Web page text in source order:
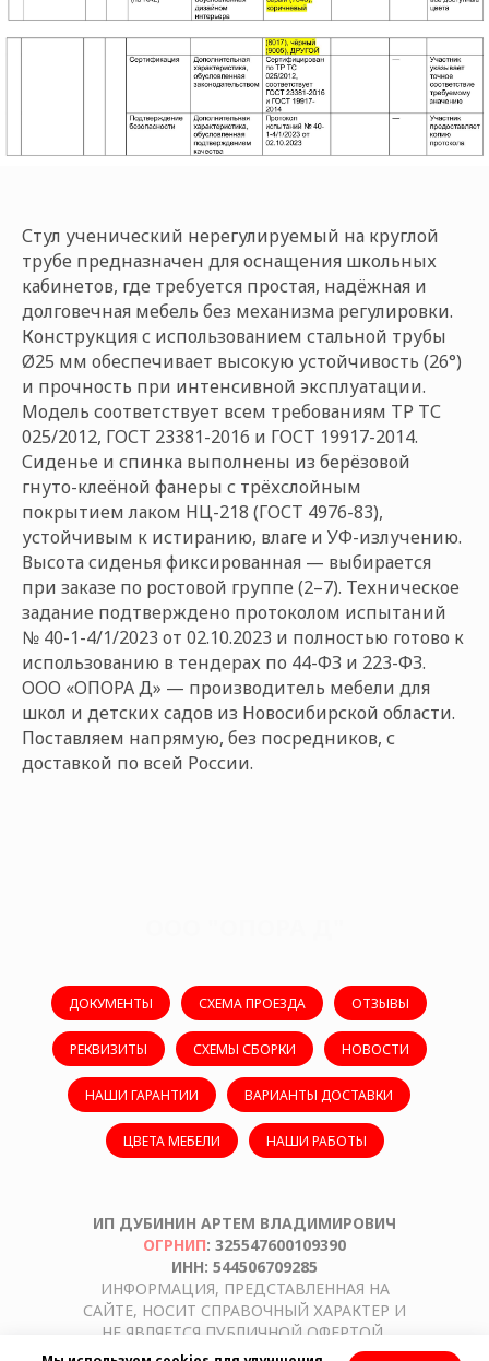
Стул ученический нерегулируемый на круглой
трубе предназначен для оснащения школьных
кабинетов, где требуется простая, надёжная и
долговечная мебель без механизма регулировки.
Конструкция с использованием стальной трубы
Ø25 мм обеспечивает высокую устойчивость (26°)
и прочность при интенсивной эксплуатации.
Модель соответствует всем требованиям ТР ТС
025/2012, ГОСТ 23381-2016 и ГОСТ 19917-2014.
Сиденье и спинка выполнены из берёзовой
гнуто-клеёной фанеры с трёхслойным
покрытием лаком НЦ-218 (ГОСТ 4976-83),
устойчивым к истиранию, влаге и УФ-излучению.
Высота сиденья фиксированная — выбирается
при заказе по ростовой группе (2–7). Техническое
задание подтверждено протоколом испытаний
№ 40-1-4/1/2023 от 02.10.2023 и полностью готово к
использованию в тендерах по 44-ФЗ и 223-ФЗ.
ООО «ОПОРА Д» — производитель мебели для
школ и детских садов из Новосибирской области.
Поставляем напрямую, без посредников, с
доставкой по всей России.
ДОКУМЕНТЫ СХЕМА ПРОЕЗДА ОТЗЫВЫ
РЕКВИЗИТЫ СХЕМЫ СБОРКИ НОВОСТИ
НАШИ ГАРАНТИИ ВАРИАНТЫ ДОСТАВКИ
ЦВЕТА МЕБЕЛИ НАШИ РАБОТЫ
ИП ДУБИНИН АРТЕМ ВЛАДИМИРОВИЧ
ОГРНИП: 325547600109390
ИНН: 544506709285
ИНФОРМАЦИЯ, ПРЕДСТАВЛЕННАЯ НА
САЙТЕ, НОСИТ СПРАВОЧНЫЙ ХАРАКТЕР И
НЕ ЯВЛЯЕТСЯ ПУБЛИЧНОЙ ОФЕРТОЙ,
ОПРЕДЕЛЯЕМОЙ ПОЛОЖЕНИЯМИ СТАТЬИ